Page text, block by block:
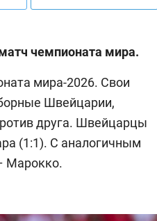
чемпионата мира.
мира-2026. Свои
Швейцарии,
друга. Швейцарцы
(1:1). С аналогичным
Марокко.